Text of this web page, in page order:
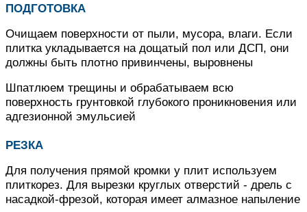
ПОДГОТОВКА
Очищаем поверхности от пыли, мусора, влаги. Если
плитка укладывается на дощатый пол или ДСП, они
должны быть плотно привинчены, выровнены
Шпатлюем трещины и обрабатываем всю
поверхность грунтовкой глубокого проникновения или
адгезионной эмульсией
РЕЗКА
Для получения прямой кромки у плит используем
плиткорез. Для вырезки круглых отверстий - дрель с
насадкой-фрезой, которая имеет алмазное напыление